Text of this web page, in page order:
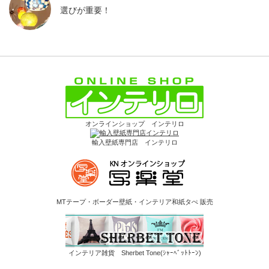
選びが重要！
オンラインショップ インテリロ
輸入壁紙専門店 インテリロ
MTテープ・ボーダー壁紙・インテリア和紙タぺ 販売
インテリア雑貨 Sherbet Tone(ｼｬｰﾍﾞｯﾄﾄｰﾝ)